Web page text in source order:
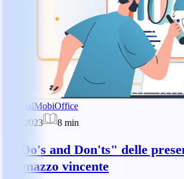
TutorialMobiOffice
2 ott 2023
8 min
I "Do's and Don'ts" delle
un mazzo vincente